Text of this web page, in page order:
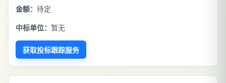
金额： 待定
中标单位： 暂无
获取投标跟踪服务